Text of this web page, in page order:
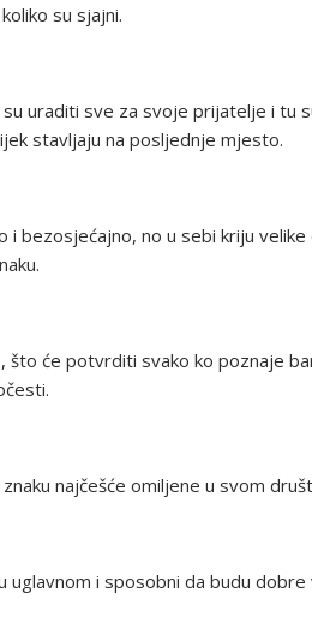
su sjajni.
uraditi sve za svoje prijatelje i tu
stavljaju na posljednje mjesto.
i bezosjećajno, no u sebi kriju
što će potvrditi svako ko poznaje
najčešće omiljene u svom
uglavnom i sposobni da budu